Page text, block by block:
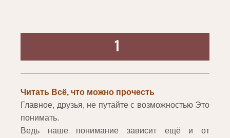
1
Читать Всё, что можно прочесть
Главное, друзья, не путайте с возможностью Это
понимать.
Ведь наше понимание зависит ещё и от